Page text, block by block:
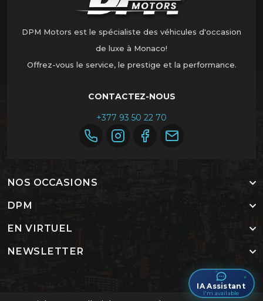
DPM Motors est le spécialiste des véhicules d'occasion
de luxe à Monaco!
Offrez-vous le service, le prestige et la performance.
CONTACTEZ-NOUS
+377 93 50 22 70
NOS OCCASIONS
DPM
EN VIRTUEL
NEWSLETTER
IA Assistant
I'm available